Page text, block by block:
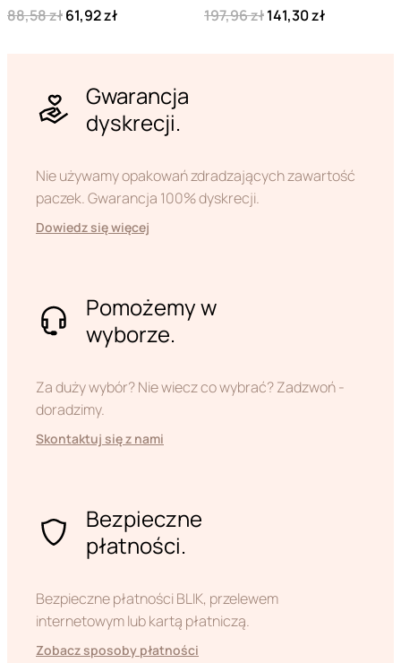
88,58 zł61,92 zł
197,96 zł141,30 zł
Gwarancja
dyskrecji.
Nie używamy opakowań zdradzających zawartość
paczek. Gwarancja 100% dyskrecji.
Dowiedz się więcej
Pomożemy w
wyborze.
Za duży wybór? Nie wiecz co wybrać? Zadzwoń -
doradzimy.
Skontaktuj się z nami
Bezpieczne
płatności.
Bezpieczne płatności BLIK, przelewem
internetowym lub kartą płatniczą.
Zobacz sposoby płatności